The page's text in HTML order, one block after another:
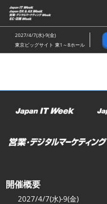
ス
キ
ッ
し
む
2027/4/7(水)-9(金)
東京ビッグサイト 東1～8ホール
開催概要
2027/4/7(水)-9(金)